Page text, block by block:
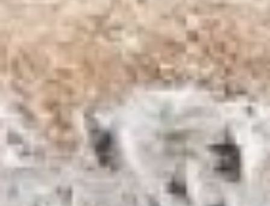
растениеводов. Ушлые горожане
выдергивают хрупкие растения
с корнем, уносят к себе на дачи
или во дворы. А бывает, уносят
даже с ящиками или вазонами.
Убытки исчисляются сотнями
корней и тысячами рублей. Пока
ни одного воришку не поймали.
Помимо традиционного
цветочного убранства, в городе
этой весной и осенью пройдут
посадки деревьев. Для этого в
«Горзеленстрое» заготовили
3200 саженцев и 1500 молодых
кустарников. Небольшая часть
из них, около 750 единиц,
высадят этой весной, а
остальные работы оставили на